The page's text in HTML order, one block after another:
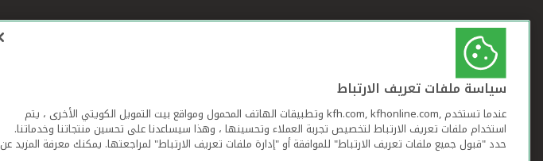
سياسة ملفات تعريف الارتباط
عندما تستخدم ,kfh.com, kfhonline.com وتطبيقات الهاتف المحمول ومواقع بيت التمويل الكويتي الأخرى ، يتم
استخدام ملفات تعريف الارتباط لتخصيص تجربة العملاء وتحسينها ، وهذا سيساعدنا على تحسين منتجاتنا وخدماتنا.
حدد "قبول جميع ملفات تعريف الارتباط" للموافقة أو "إدارة ملفات تعريف الارتباط" لمراجعتها. يمكنك معرفة المزيد عن